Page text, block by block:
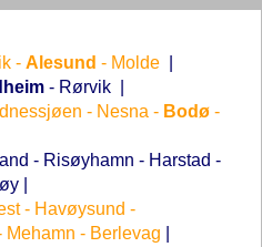
- Alesund - Molde
- Rørvik
- Nesna - Bodø -
- Risøyhamn - Harstad -
- Havøysund -
Mehamn - Berlevag